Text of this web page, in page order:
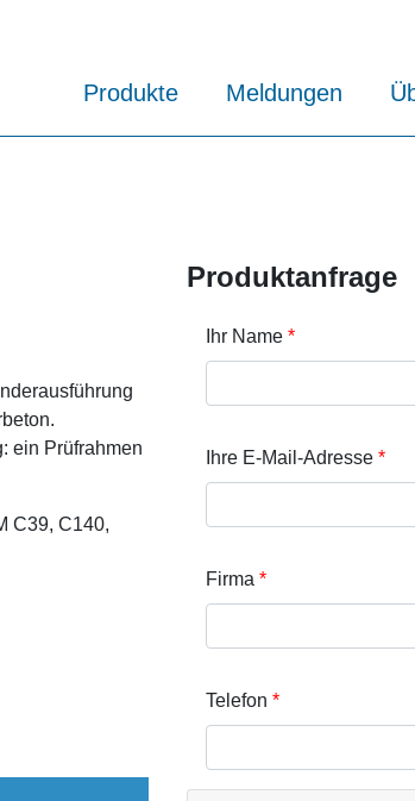
Produkte Meldungen
ein Prüfrahmen
C39, C140,
Produktanfrage
Ihr Name
Ihre E-Mail-Adresse
Firma
Telefon